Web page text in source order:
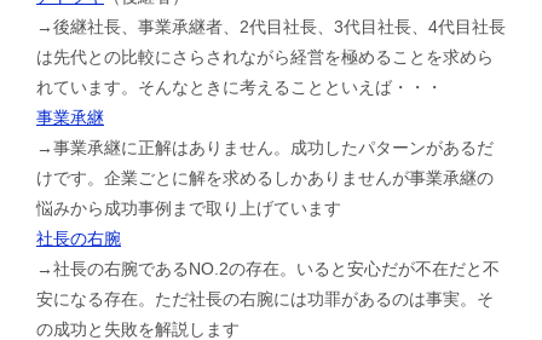
→後継社長、事業承継者、2代目社長、3代目社長、4代目社長
は先代との比較にさらされながら経営を極めることを求めら
れています。そんなときに考えることといえば・・・
事業承継
→事業承継に正解はありません。成功したパターンがあるだ
けです。企業ごとに解を求めるしかありませんが事業承継の
悩みから成功事例まで取り上げています
社長の右腕
→社長の右腕であるNO.2の存在。いると安心だが不在だと不
安になる存在。ただ社長の右腕には功罪があるのは事実。そ
の成功と失敗を解説します